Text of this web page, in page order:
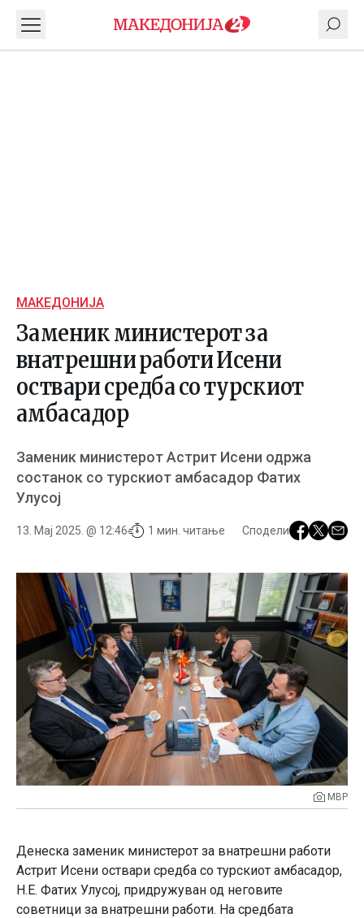
МАКЕДОНИЈА
Заменик министерот за
внатрешни работи Исени
оствари средба со турскиот
амбасадор
Заменик министерот Астрит Исени одржа
состанок со турскиот амбасадор Фатих
Улусој
13. Мај 2025. @ 12:46 1 мин. читање Сподели
МВР
Денеска заменик министерот за внатрешни работи
Астрит Исени оствари средба со турскиот амбасадор,
Н.Е. Фатих Улусој, придружуван од неговите
советници за внатрешни работи. На средбата